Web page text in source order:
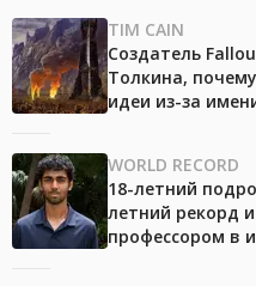
TIM CAIN
Создатель
Толкина,
идеи из-за
WORLD RECORD
18-летний
летний рекорд
профессором в